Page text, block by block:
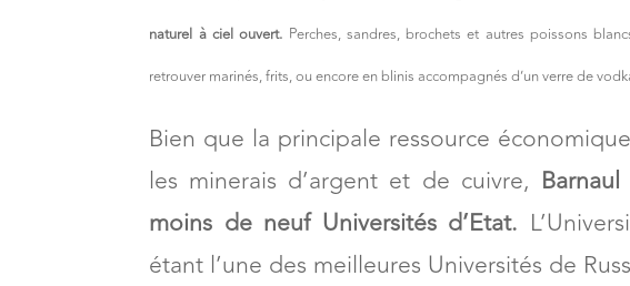
naturel à ciel ouvert. Perches, sandres, brochets et autres poissons
retrouver marinés, frits, ou encore en blinis accompagnés d’un verre de
Bien que la principale ressource
les minerais d’argent et de cuivre,
moins de neuf Universités d’Etat.
étant l’une des meilleures Universités de